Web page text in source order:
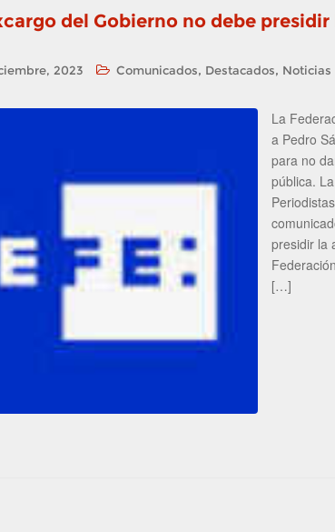
del Gobierno no debe
2023 Comunicados, Destacados, Noticias
La
a Pedro
para no
pública.
presidir la
[…]